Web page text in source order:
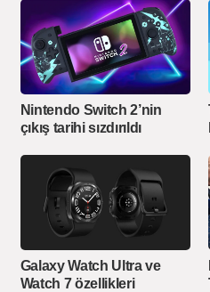
Nintendo Switch 2’nin
çıkış tarihi sızdırıldı
Galaxy Watch Ultra ve
Watch 7 özellikleri